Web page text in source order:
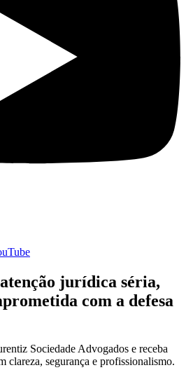
atenção jurídica séria,
com a defesa
Sociedade Advogados e receba
clareza, segurança e profissionalismo.